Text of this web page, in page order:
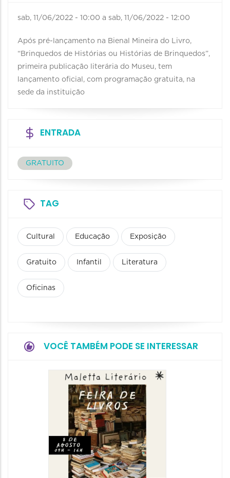
sab, 11/06/2022 - 10:00 a sab, 11/06/2022 - 12:00
Após pré-lançamento na Bienal Mineira do Livro,
“Brinquedos de Histórias ou Histórias de Brinquedos”,
primeira publicação literária do Museu, tem
lançamento oficial, com programação gratuita, na
sede da instituição
ENTRADA
GRATUITO
TAG
Cultural Educação Exposição
Gratuito Infantil Literatura
Oficinas
VOCÊ TAMBÉM PODE SE INTERESSAR